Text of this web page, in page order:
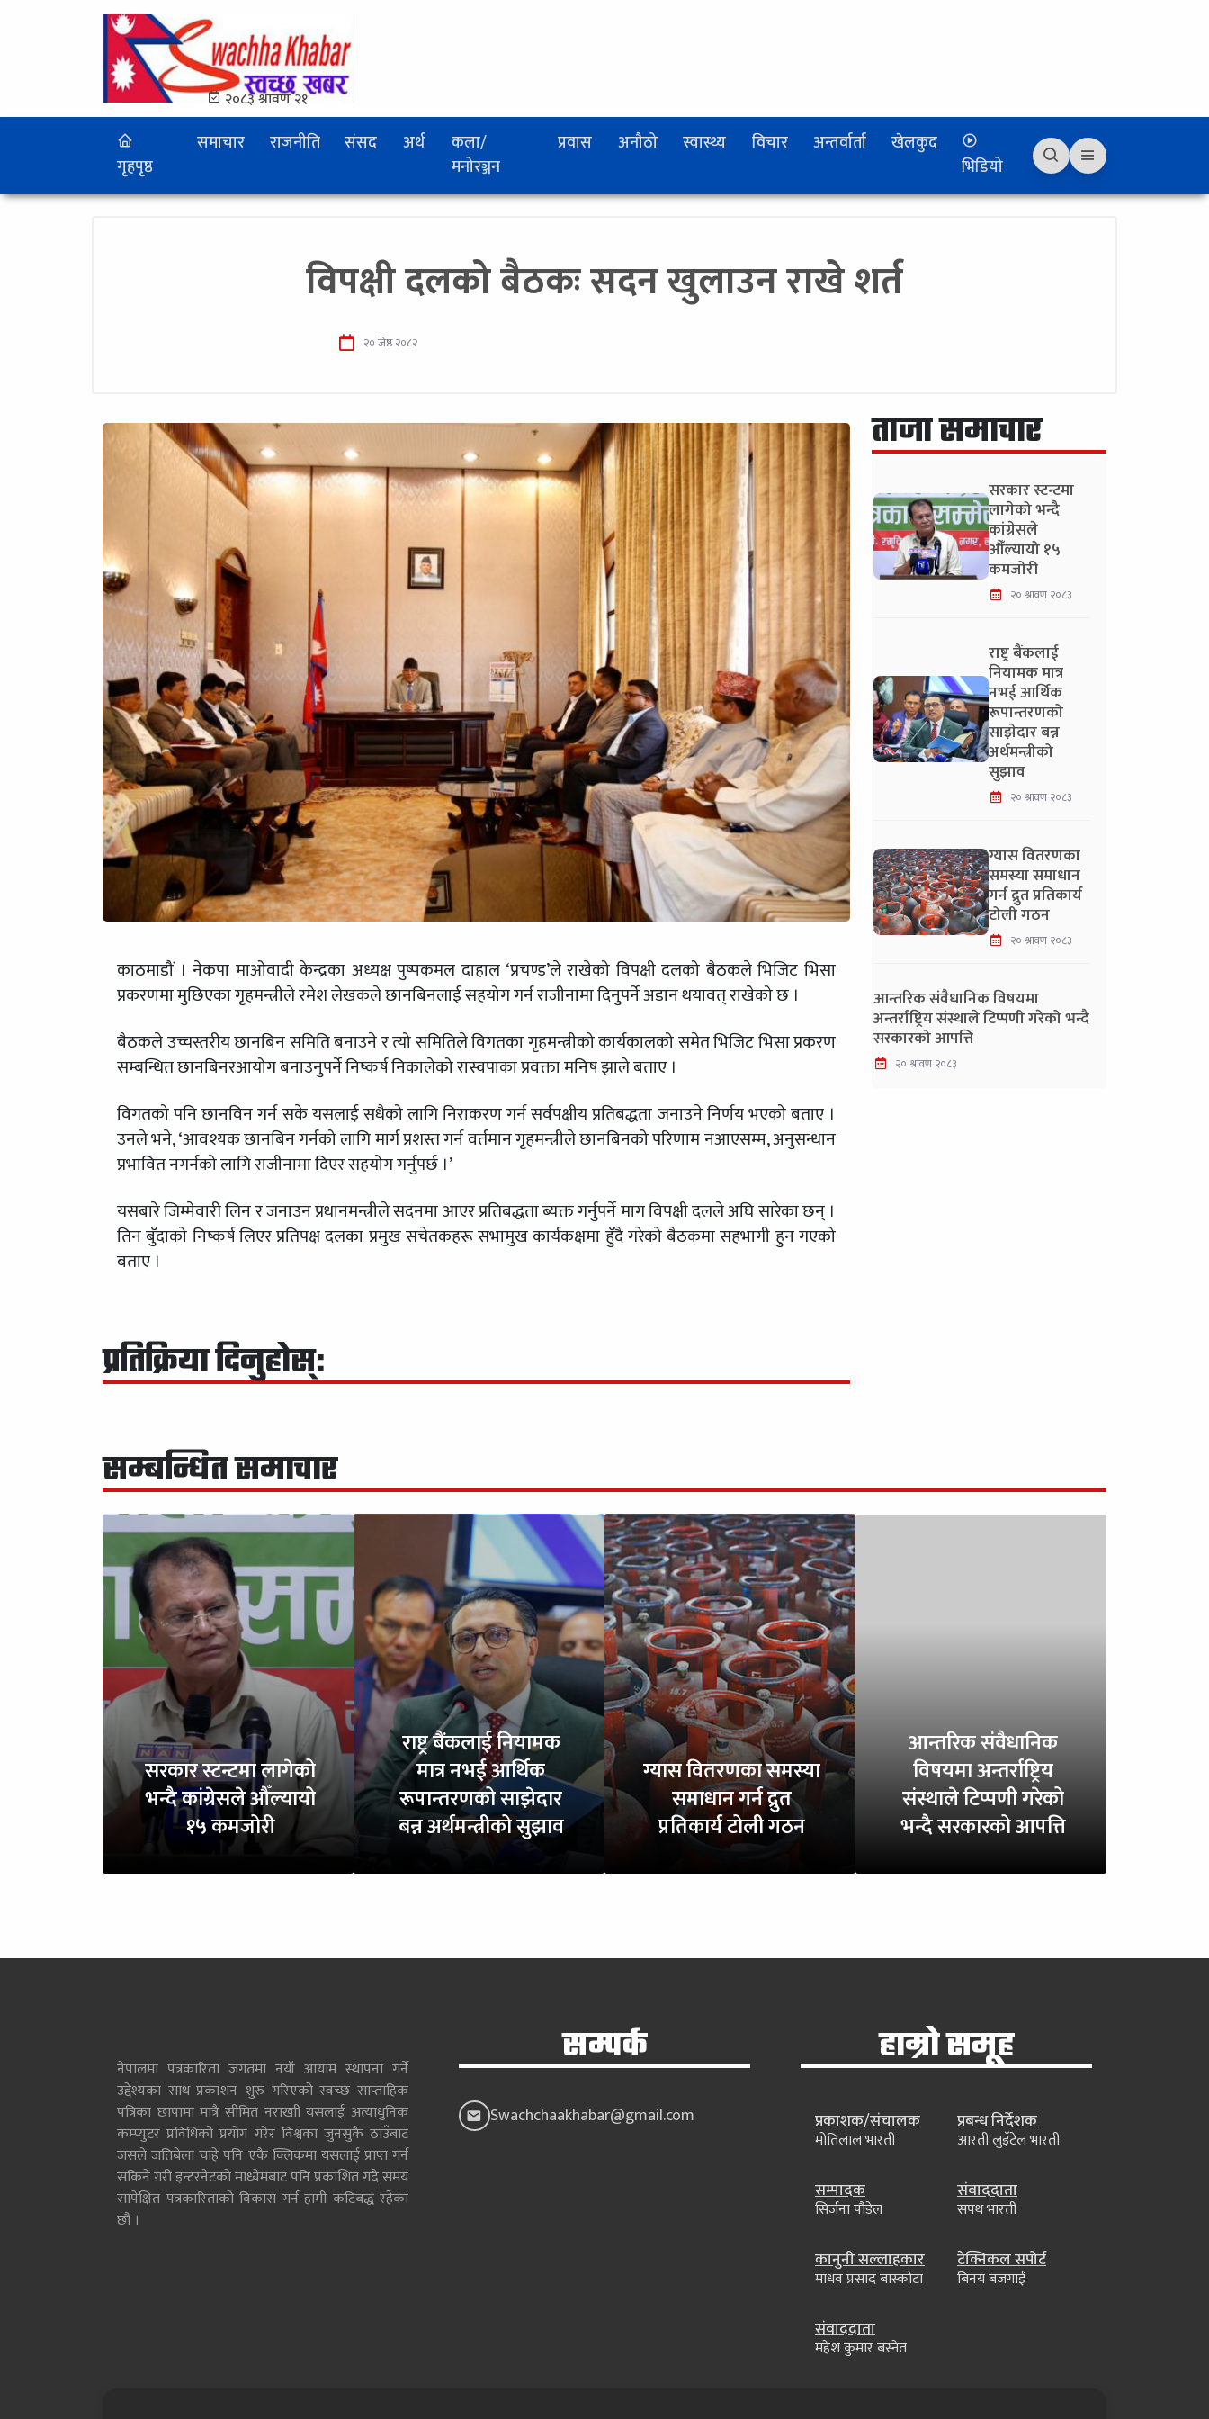
२०८३ श्रावण २१
गृहपृष्ठ
समाचार राजनीति संसद अर्थ
कला/
मनोरञ्जन
प्रवास अनौठो स्वास्थ्य विचार अन्तर्वार्ता
खेलकुद
भिडियो
विपक्षी दलको बैठकः सदन खुलाउन राखे शर्त
२० जेष्ठ २०८२
काठमाडौं । नेकपा माओवादी केन्द्रका अध्यक्ष पुष्पकमल दाहाल ‘प्रचण्ड’ले राखेको विपक्षी दलको बैठकले भिजिट भिसा
प्रकरणमा मुछिएका गृहमन्त्रीले रमेश लेखकले छानबिनलाई सहयोग गर्न राजीनामा दिनुपर्ने अडान थयावत् राखेको छ ।
बैठकले उच्चस्तरीय छानबिन समिति बनाउने र त्यो समितिले विगतका गृहमन्त्रीको कार्यकालको समेत भिजिट भिसा प्रकरण
सम्बन्धित छानबिनरआयोग बनाउनुपर्ने निष्कर्ष निकालेको रास्वपाका प्रवक्ता मनिष झाले बताए ।
विगतको पनि छानविन गर्न सके यसलाई सधैको लागि निराकरण गर्न सर्वपक्षीय प्रतिबद्धता जनाउने निर्णय भएको बताए ।
उनले भने, ‘आवश्यक छानबिन गर्नको लागि मार्ग प्रशस्त गर्न वर्तमान गृहमन्त्रीले छानबिनको परिणाम नआएसम्म, अनुसन्धान
प्रभावित नगर्नको लागि राजीनामा दिएर सहयोग गर्नुपर्छ ।’
यसबारे जिम्मेवारी लिन र जनाउन प्रधानमन्त्रीले सदनमा आएर प्रतिबद्धता ब्यक्त गर्नुपर्ने माग विपक्षी दलले अघि सारेका छन् ।
तिन बुँदाको निष्कर्ष लिएर प्रतिपक्ष दलका प्रमुख सचेतकहरू सभामुख कार्यकक्षमा हुँदै गरेको बैठकमा सहभागी हुन गएको
बताए ।
प्रतिक्रिया दिनुहोस्:
ताजा समाचार
सरकार स्टन्टमा
लागेको भन्दै
कांग्रेसले
औँल्यायो १५
कमजोरी
२० श्रावण २०८३
राष्ट्र बैंकलाई
नियामक मात्र
नभई आर्थिक
रूपान्तरणको
साझेदार बन्न
अर्थमन्त्रीको
सुझाव
२० श्रावण २०८३
ग्यास वितरणका
समस्या समाधान
गर्न द्रुत प्रतिकार्य
टोली गठन
२० श्रावण २०८३
आन्तरिक संवैधानिक विषयमा
अन्तर्राष्ट्रिय संस्थाले टिप्पणी गरेको भन्दै
सरकारको आपत्ति
२० श्रावण २०८३
सम्बन्धित समाचार
सरकार स्टन्टमा लागेको
भन्दै कांग्रेसले औँल्यायो
१५ कमजोरी
राष्ट्र बैंकलाई नियामक
मात्र नभई आर्थिक
रूपान्तरणको साझेदार
बन्न अर्थमन्त्रीको सुझाव
ग्यास वितरणका समस्या
समाधान गर्न द्रुत
प्रतिकार्य टोली गठन
आन्तरिक संवैधानिक
विषयमा अन्तर्राष्ट्रिय
संस्थाले टिप्पणी गरेको
भन्दै सरकारको आपत्ति
नेपालमा पत्रकारिता जगतमा नयाँ आयाम स्थापना गर्ने
उद्देश्यका साथ प्रकाशन शुरु गरिएको स्वच्छ साप्ताहिक
पत्रिका छापामा मात्रै सीमित नराखाी यसलाई अत्याधुनिक
कम्प्युटर प्रविधिको प्रयोग गरेर विश्वका जुनसुकै ठाउँबाट
जसले जतिबेला चाहे पनि एकै क्लिकमा यसलाई प्राप्त गर्न
सकिने गरी इन्टरनेटको माध्येमबाट पनि प्रकाशित गदै समय
सापेक्षित पत्रकारिताको विकास गर्न हामी कटिबद्ध रहेका
छौं ।
सम्पर्क
Swachchaakhabar@gmail.com
हाम्रो समूह
प्रकाशक/संचालक
मोतिलाल भारती
प्रबन्ध निर्देशक
आरती लुइँटेल भारती
सम्पादक
सिर्जना पौडेल
संवाददाता
सपथ भारती
कानुनी सल्लाहकार
माधव प्रसाद बास्कोटा
टेक्निकल सपोर्ट
बिनय बजगाईं
संवाददाता
महेश कुमार बस्नेत